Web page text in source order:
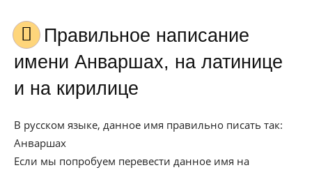
Правильное написание
имени Анваршах, на латинице
и на кирилице
В русском языке, данное имя правильно писать так:
Анваршах
Если мы попробуем перевести данное имя на